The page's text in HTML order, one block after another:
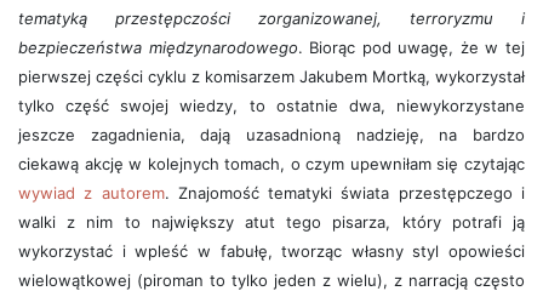
tematyką przestępczości zorganizowanej, terroryzmu i
bezpieczeństwa międzynarodowego. Biorąc pod uwagę, że w tej
pierwszej części cyklu z komisarzem Jakubem Mortką, wykorzystał
tylko część swojej wiedzy, to ostatnie dwa, niewykorzystane
jeszcze zagadnienia, dają uzasadnioną nadzieję, na bardzo
ciekawą akcję w kolejnych tomach, o czym upewniłam się czytając
wywiad z autorem. Znajomość tematyki świata przestępczego i
walki z nim to największy atut tego pisarza, który potrafi ją
wykorzystać i wpleść w fabułę, tworząc własny styl opowieści
wielowątkowej (piroman to tylko jeden z wielu), z narracją często